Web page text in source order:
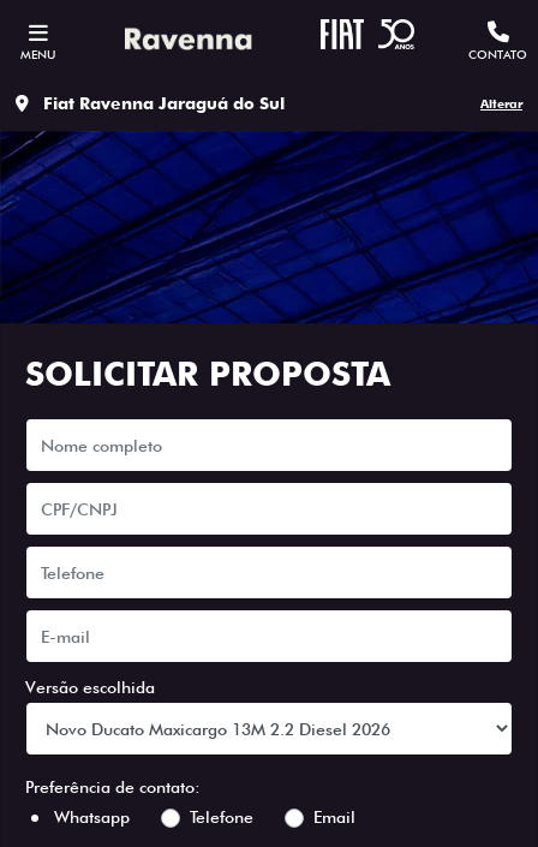
MENU CONTATO
Fiat Ravenna Jaraguá do Sul Alterar
SOLICITAR PROPOSTA
Versão escolhida
Preferência de contato:
Whatsapp
Telefone Email